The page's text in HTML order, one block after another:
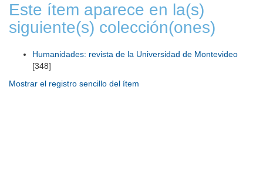
Este ítem aparece en la(s)
siguiente(s) colección(ones)
Humanidades: revista de la Universidad de Montevideo
[348]
Mostrar el registro sencillo del ítem